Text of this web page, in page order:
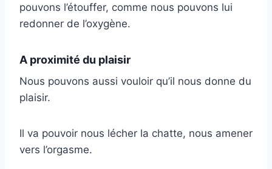
pouvons l’étouffer, comme nous pouvons lui
redonner de l’oxygène.
A proximité du plaisir
Nous pouvons aussi vouloir qu’il nous donne du
plaisir.
Il va pouvoir nous lécher la chatte, nous amener
vers l’orgasme.